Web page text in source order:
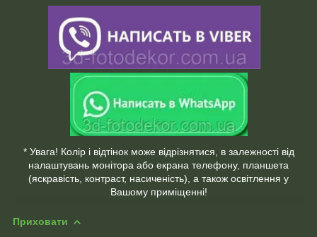
* Увага! Колір і відтінок може відрізнятися, в залежності від
налаштувань монітора або екрана телефону, планшета
(яскравість, контраст, насиченість), а також освітлення у
Вашому приміщенні!
Приховати